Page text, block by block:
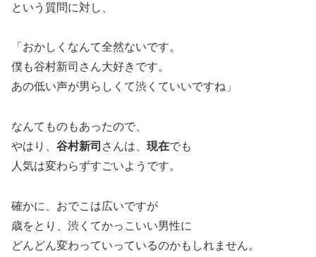
という質問に対し、
「おかしくなんて全然ないです。
僕も谷村新司さん大好きです。
あの低い声が男らしくて渋くていいですね」
なんてものもあったので、
やはり、 谷村新司 さんは、 現在でも
人気は変わらずすごいようです。
確かに、おでこは広いですが
歳をとり、渋くてかっこいい男性に
どんどん変わっていっているのかもしれません。